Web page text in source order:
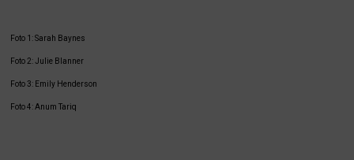
Foto 1: Sarah Baynes
Foto 2: Julie Blanner
Foto 3: Emily Henderson
Foto 4: Anum Tariq